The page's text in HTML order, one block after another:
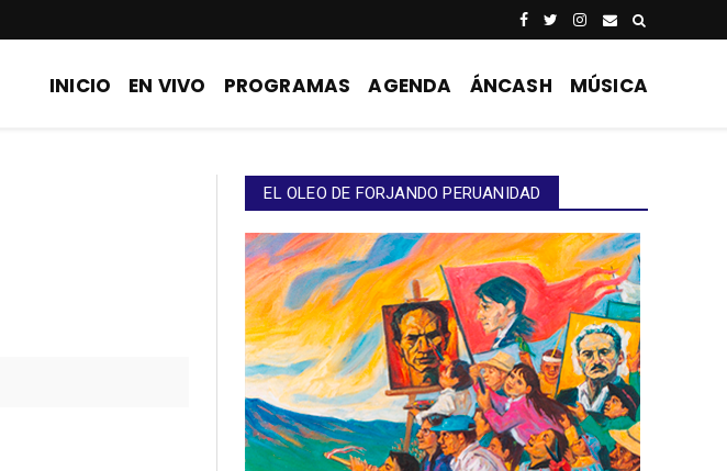
INICIO EN VIVO PROGRAMAS AGENDA ÁNCASH MÚSICA
EL OLEO DE FORJANDO PERUANIDAD